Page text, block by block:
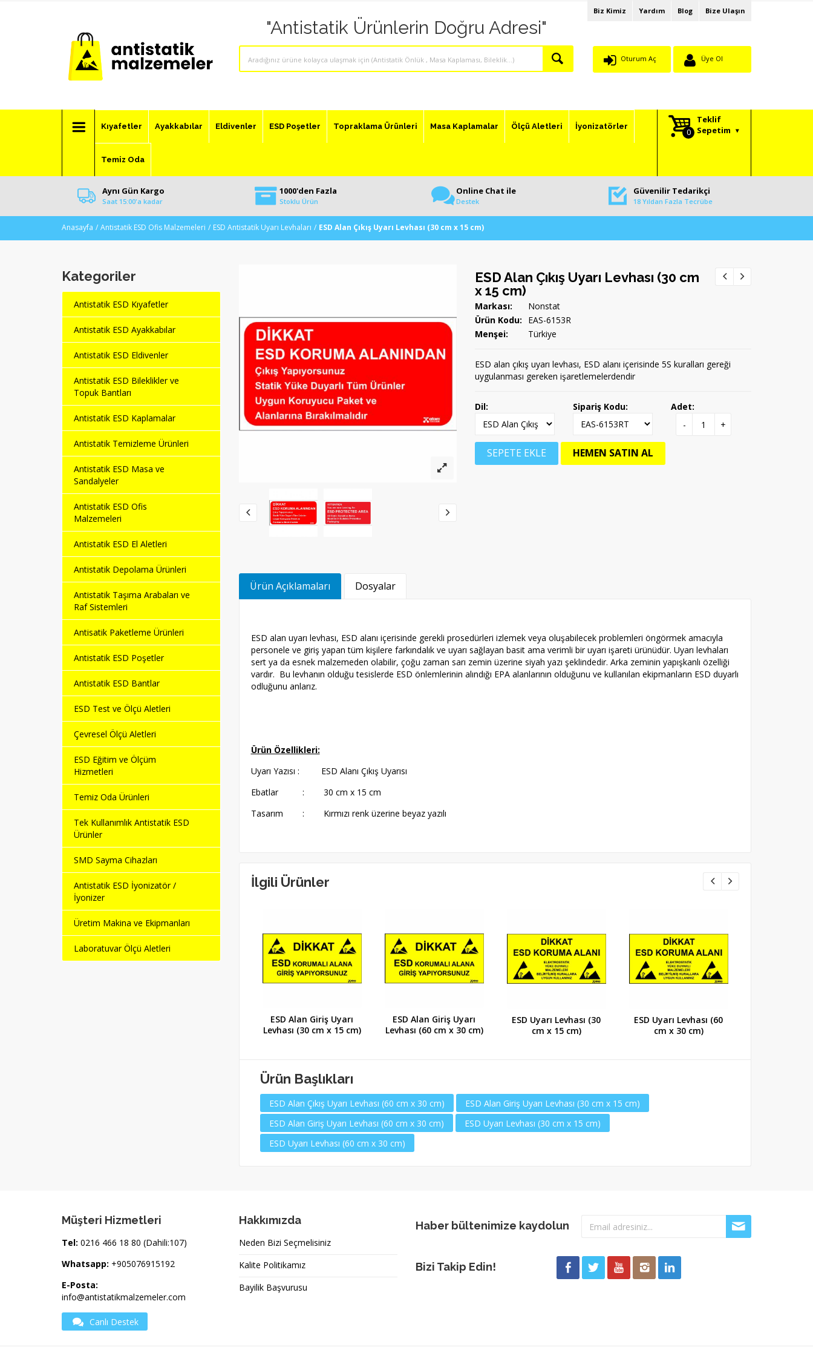
Biz Kimiz Yardım Blog Bize Ulaşın
"Antistatik Ürünlerin Doğru Adresi"
Oturum Aç Üye Ol
Kıyafetler Ayakkabılar Eldivenler ESD Poşetler Topraklama Ürünleri Masa Kaplamalar Ölçü Aletleri İyonizatörler
Temiz Oda
Teklif
Sepetim
Aynı Gün Kargo
Saat 15:00'a kadar
1000'den Fazla
Stoklu Ürün
Online Chat ile
Destek
Güvenilir Tedarikçi
18 Yıldan Fazla Tecrübe
Anasayfa Antistatik ESD Ofis Malzemeleri ESD Antistatik Uyarı Levhaları ESD Alan Çıkış Uyarı Levhası (30 cm x 15 cm)
Kategoriler
Antistatik ESD Kıyafetler
Antistatik ESD Ayakkabılar
Antistatik ESD Eldivenler
Antistatik ESD Bileklikler ve
Topuk Bantları
Antistatik ESD Kaplamalar
Antistatik Temizleme Ürünleri
Antistatik ESD Masa ve
Sandalyeler
Antistatik ESD Ofis
Malzemeleri
Antistatik ESD El Aletleri
Antistatik Depolama Ürünleri
Antistatik Taşıma Arabaları ve
Raf Sistemleri
Antisatik Paketleme Ürünleri
Antistatik ESD Poşetler
Antistatik ESD Bantlar
ESD Test ve Ölçü Aletleri
Çevresel Ölçü Aletleri
ESD Eğitim ve Ölçüm
Hizmetleri
Temiz Oda Ürünleri
Tek Kullanımlık Antistatik ESD
Ürünler
SMD Sayma Cihazları
Antistatik ESD İyonizatör /
İyonizer
Üretim Makina ve Ekipmanları
Laboratuvar Ölçü Aletleri
ESD Alan Çıkış Uyarı Levhası (30 cm
x 15 cm)
Markası:
Nonstat
Ürün Kodu:
EAS-6153R
Menşei:
Türkiye
ESD alan çıkış uyarı levhası, ESD alanı içerisinde 5S kuralları gereği
uygulanması gereken işaretlemelerdendir
Dil: Sipariş Kodu:
Adet:
-
+
SEPETE EKLE HEMEN SATIN AL
Ürün Açıklamaları Dosyalar
ESD alan uyarı levhası, ESD alanı içerisinde gerekli prosedürleri izlemek veya oluşabilecek problemleri öngörmek amacıyla
personele ve giriş yapan tüm kişilere farkındalık ve uyarı sağlayan basit ama verimli bir uyarı işareti ürünüdür. Uyarı levhaları
sert ya da esnek malzemeden olabilir, çoğu zaman sarı zemin üzerine siyah yazı şeklindedir. Arka zeminin yapışkanlı özelliği
vardır. Bu levhanın olduğu tesislerde ESD önlemlerinin alındığı EPA alanlarının olduğunu ve kullanılan ekipmanların ESD duyarlı
odluğunu anlarız.
Ürün Özellikleri:
Uyarı Yazısı : ESD Alanı Çıkış Uyarısı
Ebatlar : 30 cm x 15 cm
Tasarım : Kırmızı renk üzerine beyaz yazılı
İlgili Ürünler
ESD Alan Giriş Uyarı
Levhası (30 cm x 15 cm)
ESD Alan Giriş Uyarı
Levhası (60 cm x 30 cm)
ESD Uyarı Levhası (30
cm x 15 cm)
ESD Uyarı Levhası (60
cm x 30 cm)
Ürün Başlıkları
ESD Alan Çıkış Uyarı Levhası (60 cm x 30 cm)
ESD Alan Giriş Uyarı Levhası (30 cm x 15 cm)
ESD Alan Giriş Uyarı Levhası (60 cm x 30 cm)
ESD Uyarı Levhası (30 cm x 15 cm)
ESD Uyarı Levhası (60 cm x 30 cm)
Müşteri Hizmetleri
Tel: 0216 466 18 80 (Dahili:107)
Whatsapp: +905076915192
E-Posta:
info@antistatikmalzemeler.com
Canlı Destek
Hakkımızda
Neden Bizi Seçmelisiniz
Kalite Politikamız
Bayilik Başvurusu
Haber bültenimize kaydolun
Bizi Takip Edin!